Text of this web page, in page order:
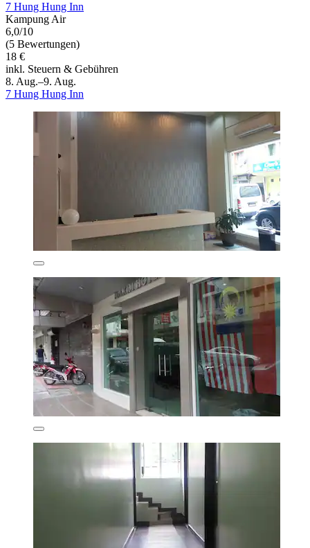
7 Hung Hung Inn
Kampung Air
6,0/10
(5 Bewertungen)
18 €
inkl. Steuern & Gebühren
8. Aug.–9. Aug.
7 Hung Hung Inn